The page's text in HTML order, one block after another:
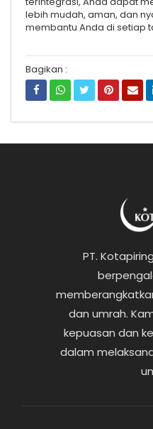
lebih mudah, aman, dan
membantu Anda di setiap
Bagikan :
PT.
dan umrah.
kepuasan dan
dalam